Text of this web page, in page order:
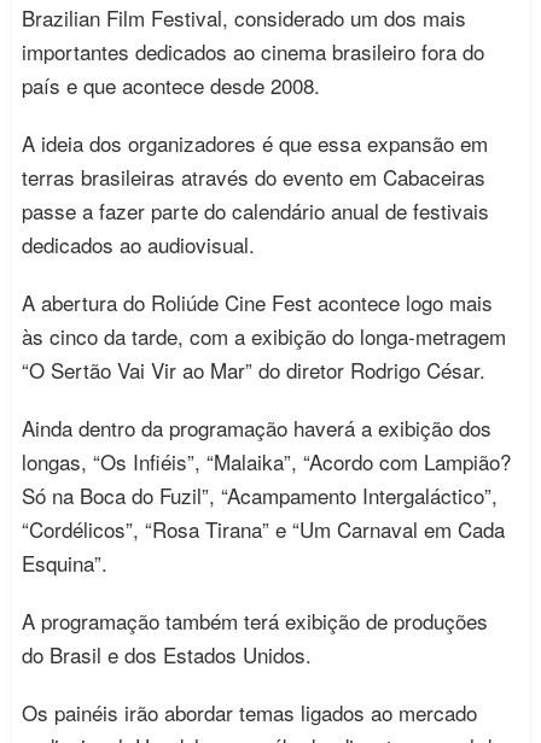
Brazilian Film Festival, considerado um dos mais
importantes dedicados ao cinema brasileiro fora do
país e que acontece desde 2008.
A ideia dos organizadores é que essa expansão em
terras brasileiras através do evento em Cabaceiras
passe a fazer parte do calendário anual de festivais
dedicados ao audiovisual.
A abertura do Roliúde Cine Fest acontece logo mais
às cinco da tarde, com a exibição do longa-metragem
“O Sertão Vai Vir ao Mar” do diretor Rodrigo César.
Ainda dentro da programação haverá a exibição dos
longas, “Os Infiéis”, “Malaika”, “Acordo com Lampião?
Só na Boca do Fuzil”, “Acampamento Intergaláctico”,
“Cordélicos”, “Rosa Tirana” e “Um Carnaval em Cada
Esquina”.
A programação também terá exibição de produções
do Brasil e dos Estados Unidos.
Os painéis irão abordar temas ligados ao mercado